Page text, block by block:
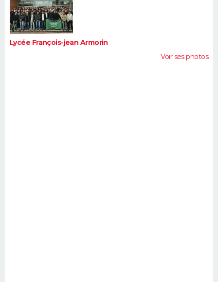
FORUM
Bricolage
Lifestyle
Culture
Sport
Auto
Television
Voyage
Cinema
Lycée François-jean Armorin
Voir ses photos